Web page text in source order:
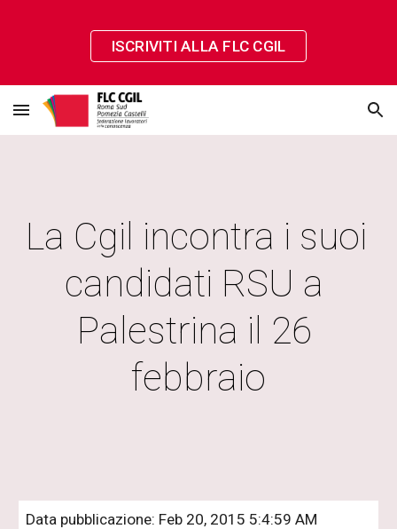
Skip to main content Skip to navigation
ISCRIVITI ALLA FLC CGIL
La Cgil incontra i suoi
candidati RSU a
Palestrina il 26
febbraio
Data pubblicazione: Feb 20, 2015 5:4:59 AM